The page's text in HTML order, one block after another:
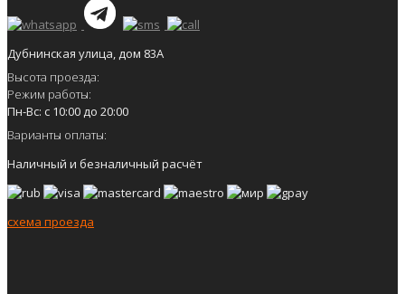
Дубнинская улица, дом 83А
Высота проезда:
Режим работы:
Пн-Вс: с 10:00 до 20:00
Варианты оплаты:
Наличный и безналичный расчёт
схема проезда